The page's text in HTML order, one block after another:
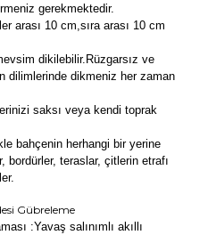
gerekmektedir.
arası 10 cm,sıra arası 10 cm
dikilebilir.Rüzgarsız ve
dilimlerinde dikmeniz her zaman
saksı veya kendi toprak
bahçenin herhangi bir yerine
bordürler, teraslar, çitlerin etrafı
:Yavaş salınımlı akıllı